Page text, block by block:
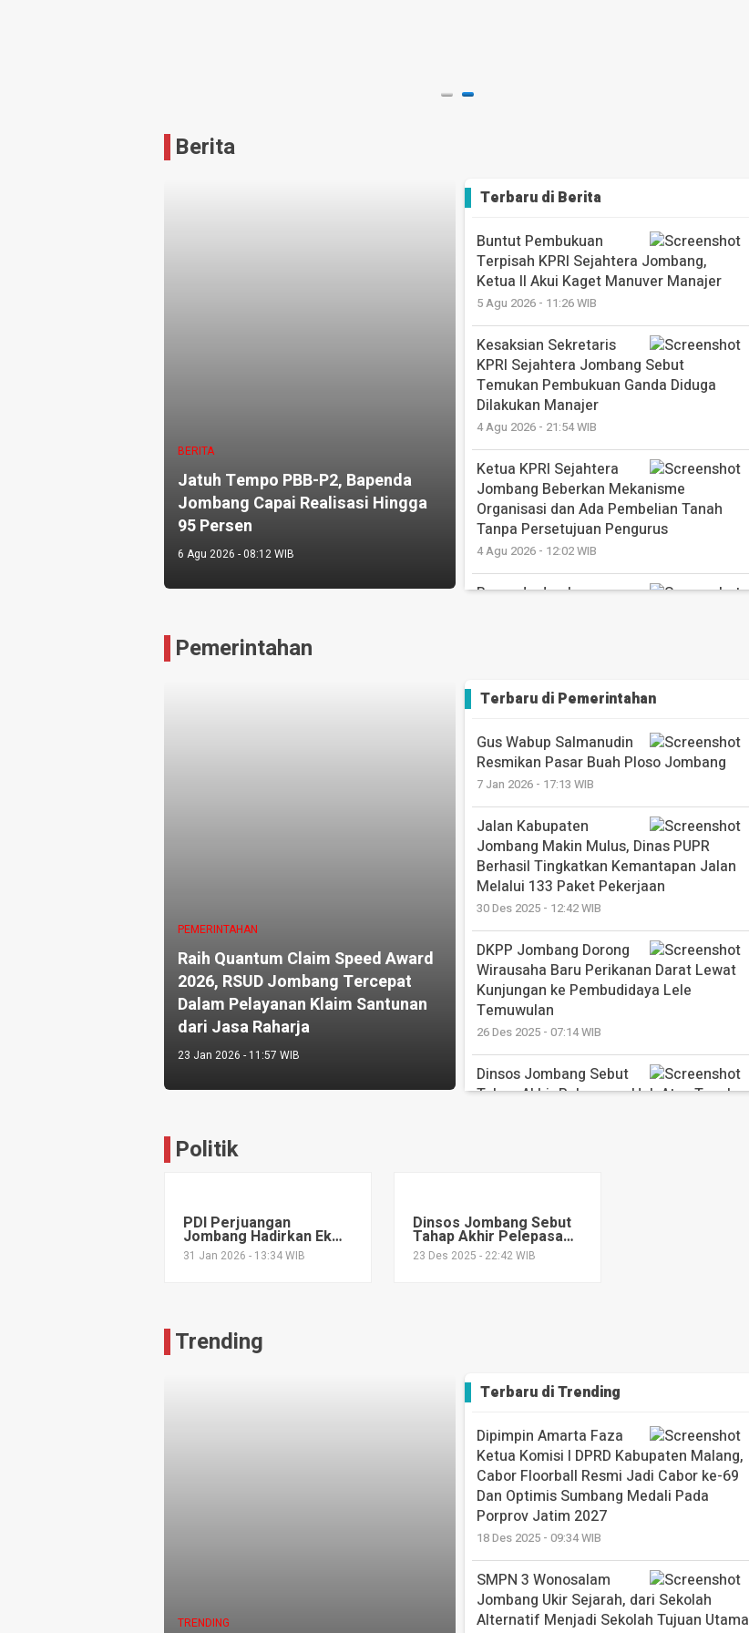
Berita
BERITA
Jatuh Tempo PBB-P2, Bapenda
Jombang Capai Realisasi Hingga
95 Persen
6 Agu 2026 - 08:12 WIB
Terbaru di Berita
Buntut Pembukuan
Terpisah KPRI Sejahtera Jombang,
Ketua II Akui Kaget Manuver Manajer
5 Agu 2026 - 11:26 WIB
Kesaksian Sekretaris
KPRI Sejahtera Jombang Sebut
Temukan Pembukuan Ganda Diduga
Dilakukan Manajer
4 Agu 2026 - 21:54 WIB
Ketua KPRI Sejahtera
Jombang Beberkan Mekanisme
Organisasi dan Ada Pembelian Tanah
Tanpa Persetujuan Pengurus
4 Agu 2026 - 12:02 WIB
Bapenda Jombang
Warsubi Resmikan Gedung Baru SRT 1,
Sekaligus Buka MPLS Tahun Ajaran Baru
2026/2027
Pemerintahan
PEMERINTAHAN
Raih Quantum Claim Speed Award
2026, RSUD Jombang Tercepat
Dalam Pelayanan Klaim Santunan
dari Jasa Raharja
23 Jan 2026 - 11:57 WIB
Terbaru di Pemerintahan
Gus Wabup Salmanudin
Resmikan Pasar Buah Ploso Jombang
7 Jan 2026 - 17:13 WIB
Jalan Kabupaten
Jombang Makin Mulus, Dinas PUPR
Berhasil Tingkatkan Kemantapan Jalan
Melalui 133 Paket Pekerjaan
30 Des 2025 - 12:42 WIB
DKPP Jombang Dorong
Wirausaha Baru Perikanan Darat Lewat
Kunjungan ke Pembudidaya Lele
Temuwulan
26 Des 2025 - 07:14 WIB
Dinsos Jombang Sebut
Tahap Akhir Pelepasan Hak Atas Tanah
Jombang Ukir Sejarah, dari Sekolah
Alternatif Menjadi Sekolah Tujuan Utama
15 Des 2025 - 17:10 WIB
Politik
PDI Perjuangan
Jombang Hadirkan Eks
Ketua Dewas KPK 2019-
2024, Bedah Masa
31 Jan 2026 - 13:34 WIB
Dinsos Jombang Sebut
Tahap Akhir Pelepasan
Hak Atas Tanah Tuntas,
Lahan Sekolah Rakyat
23 Des 2025 - 22:42 WIB
Trending
TRENDING
Terbaru diTrending
Dipimpin Amarta Faza
Ketua Komisi I DPRD Kabupaten Malang,
Cabor Floorball Resmi Jadi Cabor ke-69
Dan Optimis Sumbang Medali Pada
Porprov Jatim 2027
18 Des 2025 - 09:34 WIB
SMPN 3 Wonosalam
Jombang Ukir Sejarah, dari Sekolah
Alternatif Menjadi Sekolah Tujuan Utama